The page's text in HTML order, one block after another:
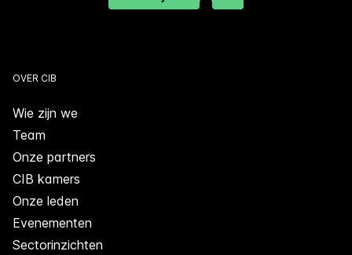
OVER CIB
Wie zijn we
Team
Onze partners
CIB kamers
Onze leden
Evenementen
Sectorinzichten